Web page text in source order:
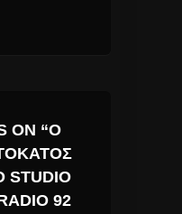
ON “Ο
92